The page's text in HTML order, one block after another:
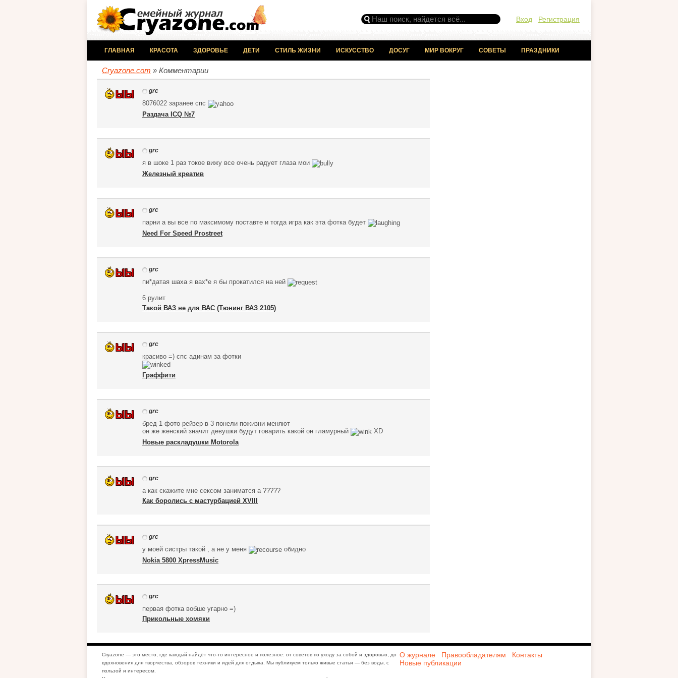
Вход Регистрация
ГЛАВНАЯ КРАСОТА ЗДОРОВЬЕ ДЕТИ СТИЛЬ ЖИЗНИ ИСКУССТВО ДОСУГ МИР ВОКРУГ СОВЕТЫ ПРАЗДНИКИ
Cryazone.com » Комментарии
grc
8076022 заранее спс
Раздача ICQ №7
grc
я в шоке 1 раз токое вижу все очень радует глаза мои
Железный креатив
grc
парни а вы все по максимому поставте и тогда игра как эта фотка будет
Need For Speed Prostreet
grc
пи*датая шаха я вах*е я бы прокатился на ней
6 рулит
Такой ВАЗ не для ВАС (Тюнинг ВАЗ 2105)
grc
красиво =) спс адинам за фотки
Граффити
grc
бред 1 фото рейзер в 3 понели пожизни меняют
он же женский значит девушки будут говарить какой он гламурный
XD
Новые раскладушки Motorola
grc
а как скажите мне сексом заниматся а ?????
Как боролись с мастурбацией XVIII
grc
у моей систры такой , а не у меня
обидно
Nokia 5800 XpressMusic
grc
первая фотка вобше угарно =)
Прикольные хомяки
Cryazone — это место, где каждый найдёт что-то интересное и полезное: от советов по уходу за собой и здоровью, до
вдохновения для творчества, обзоров техники и идей для отдыха. Мы публикуем только живые статьи — без воды, с
пользой и интересом.
О журнале Правообладателям
Контакты
Новые публикации